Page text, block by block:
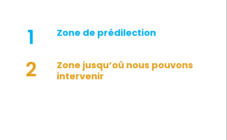
1 Zone de prédilection
2
Zone jusqu’oû nous pouvons
intervenir